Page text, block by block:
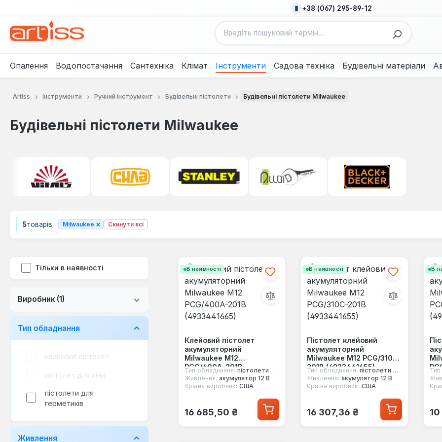
+38 (067) 295-89-12
Опалення Водопостачання Сантехніка Клімат Інструменти Садова техніка Будівельні матеріали
Artiss Інструменти Ручний інструмент Будівельні пістолети Будівельні пістолети Milwaukee
Будівельні пістолети Milwaukee
5товарів Milwaukee × Скинути всі
Тільки в наявності
Виробник (1)
Тип обладнання
клейовий пістолет
пістолет для піни
пістолети для
герметиків
Живлення
В наявності
Клейовий пістолет
акумуляторний
Milwaukee M12
PCG/400A-201B
(4933441665)
Тип обладнання: пістолети для герметиків
Живлення: акумулятор 12 В
Країна виробник: США
Звичайна ціна:
16 685,50 ₴
В наявності
Пістолет клейовий
акумуляторний
Milwaukee M12 PCG/310C-
201B (4933441655)
Тип обладнання: пістолети для герметиків
Живлення: акумулятор 12 В
Країна виробник: США
Звичайна ціна:
16 307,36 ₴
В